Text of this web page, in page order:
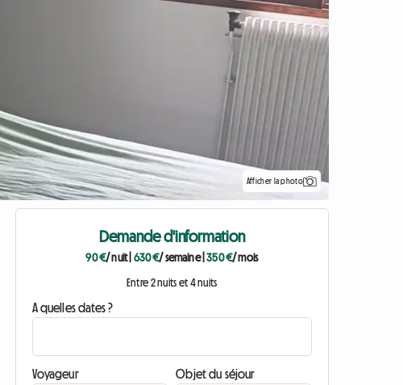
Afficher la photo
Demande d'information
90 €/ nuit| 630 €/ semaine|350 €/ mois
Entre 2 nuits et 4 nuits
A quelles dates ?
Voyageur Objet du séjour